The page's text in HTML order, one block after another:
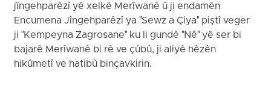
jîngehparêzî yê xelkê Merîwanê û ji endamên
Encumena Jîngehparêzî ya "Sewz a Çiya" piştî veger
ji "Kempeyna Zagrosane" ku li gundê "Nê" yê ser bi
bajarê Merîwanê bi rê ve çûbû, ji aliyê hêzên
hikûmetî ve hatibû binçavkirin.